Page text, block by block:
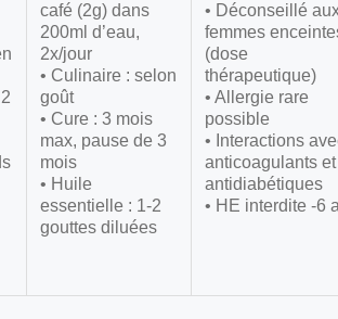
café (2g) dans
200ml d’eau,
2x/jour
• Culinaire : selon
goût
• Cure : 3 mois
max, pause de 3
mois
• Huile
essentielle : 1-2
gouttes diluées
• Déconseillé
femmes
(dose
thérapeutique)
• Allergie rare
possible
• Interactions
anticoagulants et
antidiabétiques
• HE interdite -6